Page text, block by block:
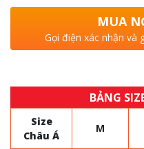
MUA
Gọi điện xác nhận và
BẢNG
Size
Châu Á
M